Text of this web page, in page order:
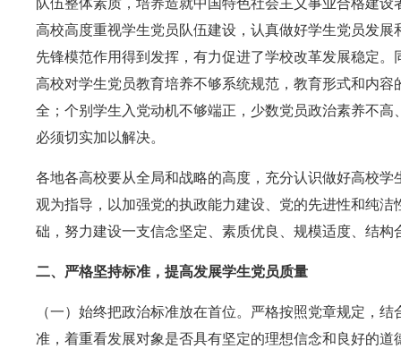
高校高度重视学生党员队伍建设，认真做好学生党员发
先锋模范作用得到发挥，有力促进了学校改革发展稳定
高校对学生党员教育培养不够系统规范，教育形式和内
全；个别学生入党动机不够端正，少数党员政治素养不
必须切实加以解决。
各地各高校要从全局和战略的高度，充分认识做好高校
观为指导，以加强党的执政能力建设、党的先进性和纯
础，努力建设一支信念坚定、素质优良、规模适度、结
二、严格坚持标准，提高发展学生党员质量
（一）始终把政治标准放在首位。严格按照党章规定，
准，着重看发展对象是否具有坚定的理想信念和良好的